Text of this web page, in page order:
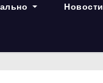
Новости